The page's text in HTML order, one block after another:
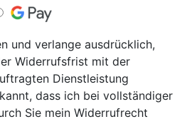
und verlange ausdrücklich,
Widerrufsfrist mit der
Dienstleistung
dass ich bei vollständiger
Sie mein Widerrufrecht